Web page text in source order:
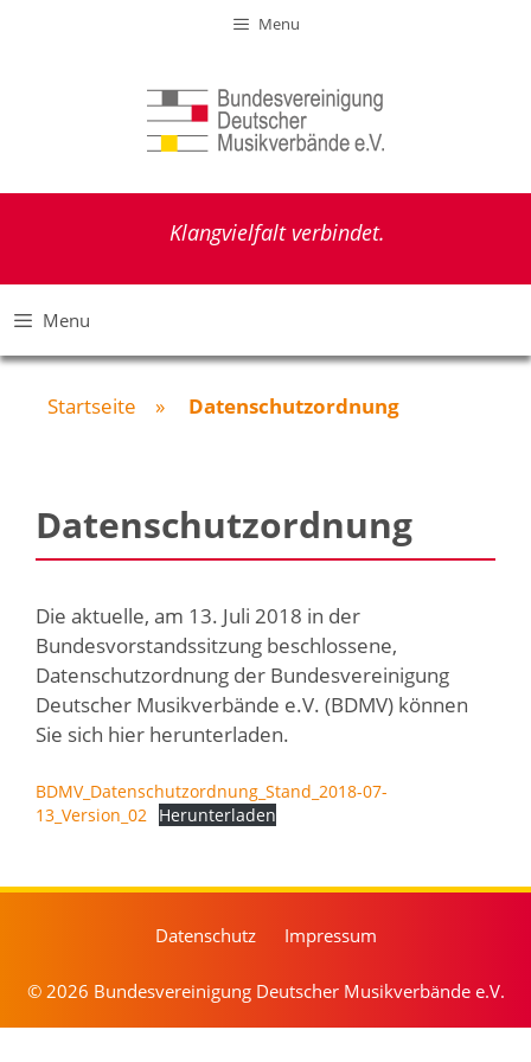
Menu
Klangvielfalt verbindet.
Menu
Startseite » Datenschutzordnung
Datenschutzordnung
Die aktuelle, am 13. Juli 2018 in der
Bundesvorstandssitzung beschlossene,
Datenschutzordnung der Bundesvereinigung
Deutscher Musikverbände e.V. (BDMV) können
Sie sich hier herunterladen.
BDMV_Datenschutzordnung_Stand_2018-07-
13_Version_02
Herunterladen
Datenschutz Impressum
© 2026 Bundesvereinigung Deutscher Musikverbände e.V.